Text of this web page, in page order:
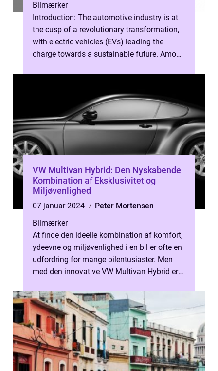
Bilmærker
Introduction: The automotive industry is at
the cusp of a revolutionary transformation,
with electric vehicles (EVs) leading the
charge towards a sustainable future. Among
VW Multivan Hybrid: Den Nyskabende
Kombination af Eksklusivitet og
Miljøvenlighed
07 januar 2024
Peter Mortensen
Bilmærker
At finde den ideelle kombination af komfort,
ydeevne og miljøvenlighed i en bil er ofte en
udfordring for mange bilentusiaster. Men
med den innovative VW Multivan Hybrid er